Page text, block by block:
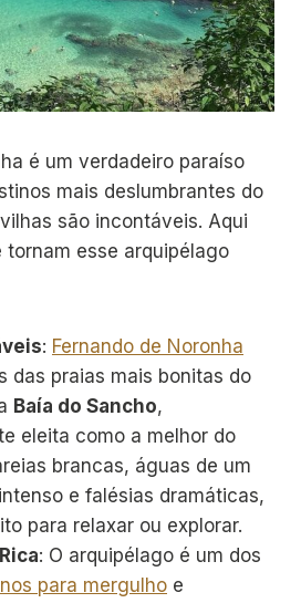
é um verdadeiro paraíso
mais deslumbrantes do
são incontáveis. Aqui
tornam esse arquipélago
: Fernando de Noronha
das praias mais bonitas do
Baía do Sancho,
eleita como a melhor do
brancas, águas de um
e falésias dramáticas,
para relaxar ou explorar.
: O arquipélago é um dos
para mergulho e